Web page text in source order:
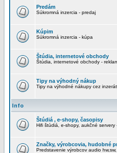
Predám
Súkromná inzercia - predaj
Kúpim
Súkromná inzercia - kúpa
Štúdia, internetové obchody
Štúdia, internetové obchody -
Tipy na výhodný nákup
Tipy na výhodné nákupy cez
Info
Štúdiá , e-shopy, časopisy
Hifi štúdiá, e-shopy, aukčné servery
Značky, výrobcovia, hudobné
Predstavenie výrobcov audio